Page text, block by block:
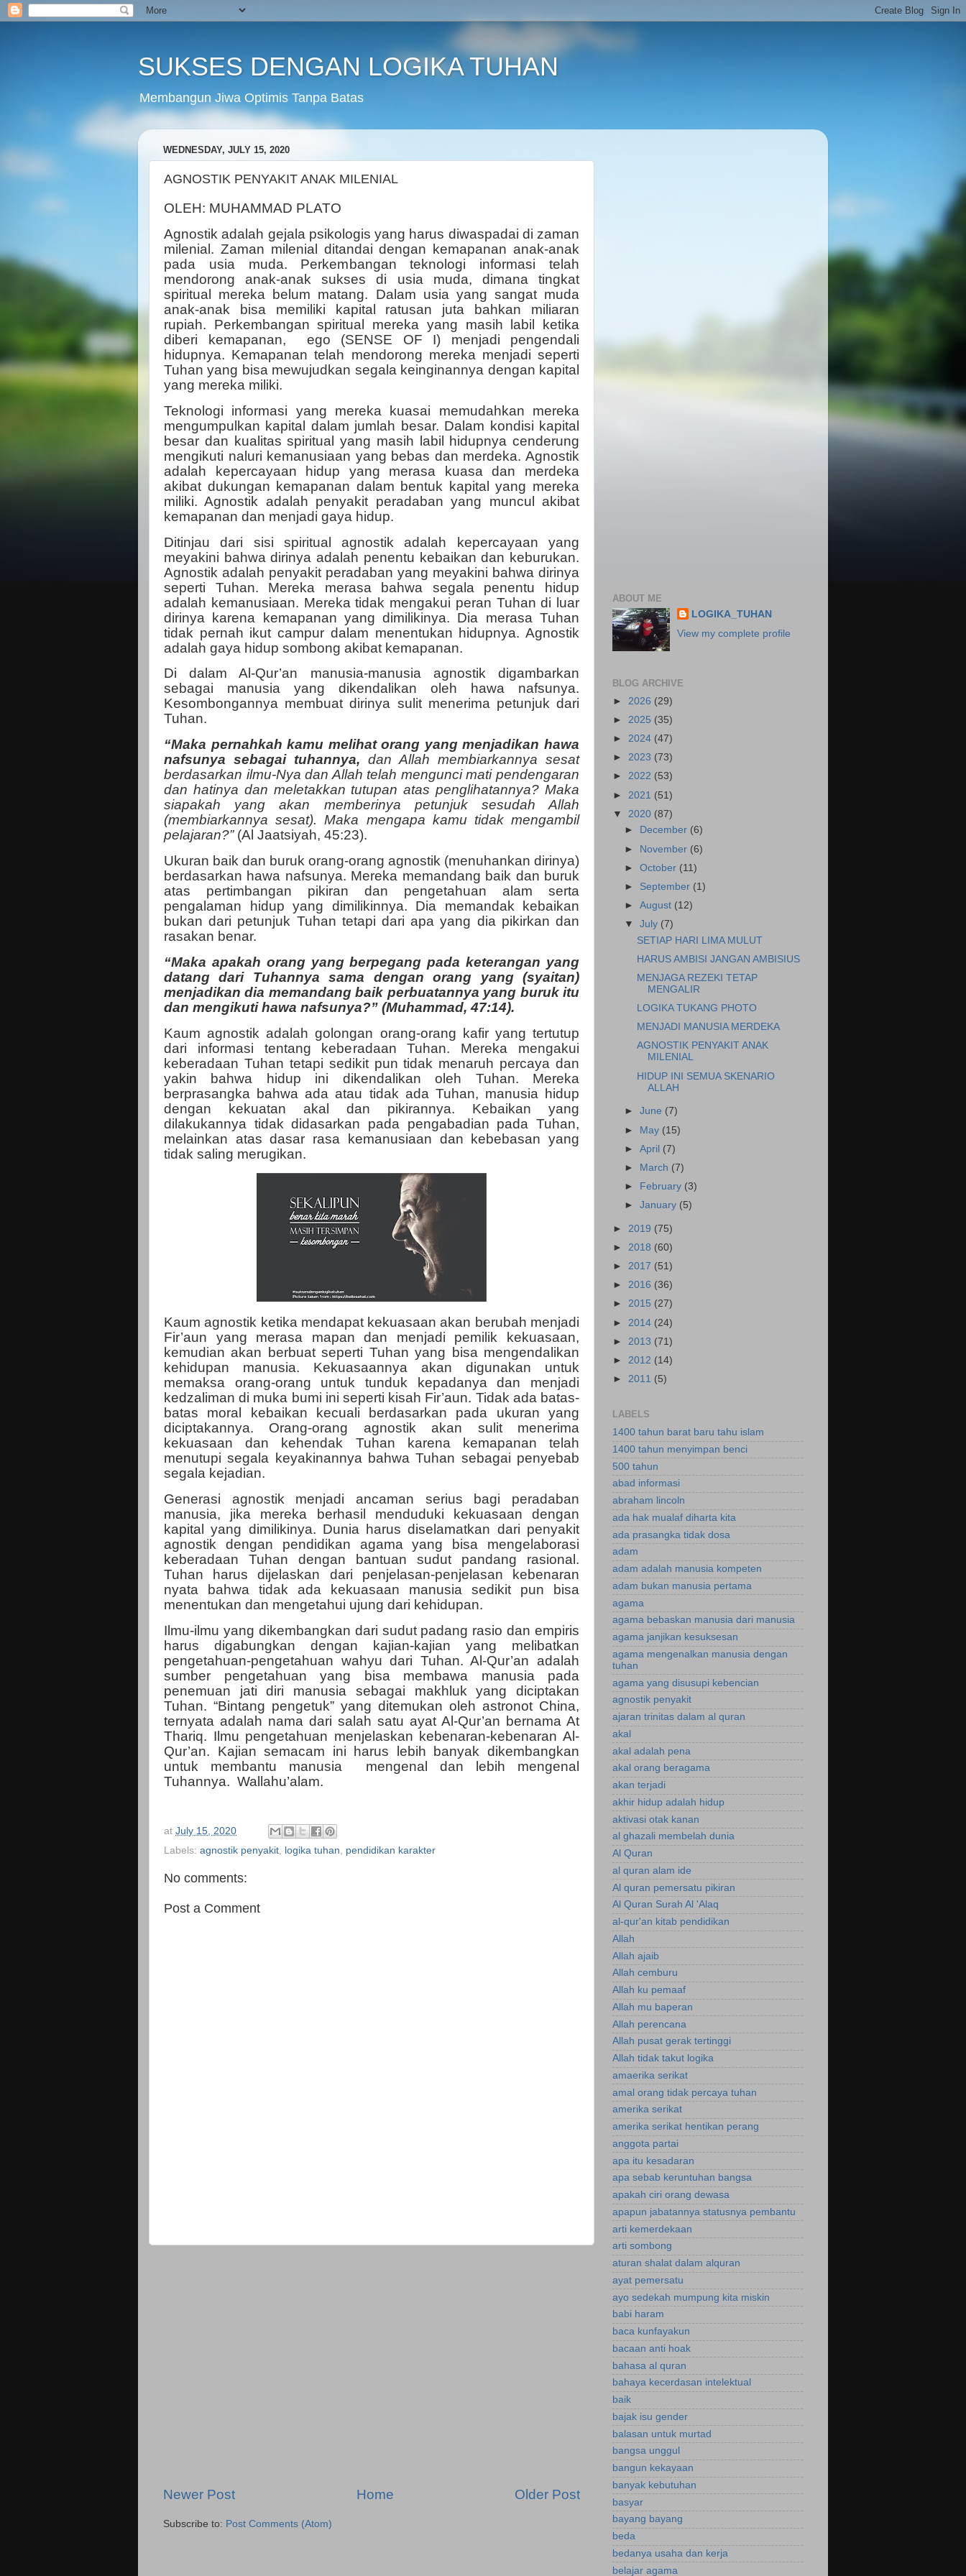
SUKSES DENGAN LOGIKA TUHAN
Membangun Jiwa Optimis Tanpa Batas
WEDNESDAY, JULY 15, 2020
AGNOSTIK PENYAKIT ANAK MILENIAL
OLEH: MUHAMMAD PLATO
Agnostik adalah gejala psikologis yang harus diwaspadai di zaman
milenial. Zaman milenial ditandai dengan kemapanan anak-anak
pada usia muda. Perkembangan teknologi informasi telah
mendorong anak-anak sukses di usia muda, dimana tingkat
spiritual mereka belum matang. Dalam usia yang sangat muda
anak-anak bisa memiliki kapital ratusan juta bahkan miliaran
rupiah. Perkembangan spiritual mereka yang masih labil ketika
diberi kemapanan, ego (SENSE OF I) menjadi pengendali
hidupnya. Kemapanan telah mendorong mereka menjadi seperti
Tuhan yang bisa mewujudkan segala keinginannya dengan kapital
yang mereka miliki.
Teknologi informasi yang mereka kuasai memudahkan mereka
mengumpulkan kapital dalam jumlah besar. Dalam kondisi kapital
besar dan kualitas spiritual yang masih labil hidupnya cenderung
mengikuti naluri kemanusiaan yang bebas dan merdeka. Agnostik
adalah kepercayaan hidup yang merasa kuasa dan merdeka
akibat dukungan kemapanan dalam bentuk kapital yang mereka
miliki. Agnostik adalah penyakit peradaban yang muncul akibat
kemapanan dan menjadi gaya hidup.
Ditinjau dari sisi spiritual agnostik adalah kepercayaan yang
meyakini bahwa dirinya adalah penentu kebaikan dan keburukan.
Agnostik adalah penyakit peradaban yang meyakini bahwa dirinya
seperti Tuhan. Mereka merasa bahwa segala penentu hidup
adalah kemanusiaan. Mereka tidak mengakui peran Tuhan di luar
dirinya karena kemapanan yang dimilikinya. Dia merasa Tuhan
tidak pernah ikut campur dalam menentukan hidupnya. Agnostik
adalah gaya hidup sombong akibat kemapanan.
Di dalam Al-Qur’an manusia-manusia agnostik digambarkan
sebagai manusia yang dikendalikan oleh hawa nafsunya.
Kesombongannya membuat dirinya sulit menerima petunjuk dari
Tuhan.
“Maka pernahkah kamu melihat orang yang menjadikan hawa
nafsunya sebagai tuhannya, dan Allah membiarkannya sesat
berdasarkan ilmu-Nya dan Allah telah mengunci mati pendengaran
dan hatinya dan meletakkan tutupan atas penglihatannya? Maka
siapakah yang akan memberinya petunjuk sesudah Allah
(membiarkannya sesat). Maka mengapa kamu tidak mengambil
pelajaran?”(Al Jaatsiyah, 45:23).
Ukuran baik dan buruk orang-orang agnostik (menuhankan dirinya)
berdasarkan hawa nafsunya. Mereka memandang baik dan buruk
atas pertimbangan pikiran dan pengetahuan alam serta
pengalaman hidup yang dimilikinnya. Dia memandak kebaikan
bukan dari petunjuk Tuhan tetapi dari apa yang dia pikirkan dan
rasakan benar.
“Maka apakah orang yang berpegang pada keterangan yang
datang dari Tuhannya sama dengan orang yang (syaitan)
menjadikan dia memandang baik perbuatannya yang buruk itu
dan mengikuti hawa nafsunya?” (Muhammad, 47:14).
Kaum agnostik adalah golongan orang-orang kafir yang tertutup
dari informasi tentang keberadaan Tuhan. Mereka mengakui
keberadaan Tuhan tetapi sedikit pun tidak menaruh percaya dan
yakin bahwa hidup ini dikendalikan oleh Tuhan. Mereka
berprasangka bahwa ada atau tidak ada Tuhan, manusia hidup
dengan kekuatan akal dan pikirannya. Kebaikan yang
dilakukannya tidak didasarkan pada pengabadian pada Tuhan,
melainkan atas dasar rasa kemanusiaan dan kebebasan yang
tidak saling merugikan.
Kaum agnostik ketika mendapat kekuasaan akan berubah menjadi
Fir’aun yang merasa mapan dan menjadi pemilik kekuasaan,
kemudian akan berbuat seperti Tuhan yang bisa mengendalikan
kehidupan manusia.
Kekuasaannya akan digunakan untuk
memaksa orang-orang untuk tunduk kepadanya dan menjadi
kedzaliman di muka bumi ini seperti kisah Fir’aun. Tidak ada batas-
batas moral kebaikan kecuali berdasarkan pada ukuran yang
diciptakannya. Orang-orang agnostik akan sulit menerima
kekuasaan dan kehendak Tuhan karena kemapanan telah
menutupi segala keyakinannya bahwa Tuhan sebagai penyebab
segala kejadian.
Generasi agnostik menjadi ancaman serius bagi peradaban
manusia, jika mereka berhasil menduduki kekuasaan dengan
kapital yang dimilikinya. Dunia harus diselamatkan dari penyakit
agnostik dengan pendidikan agama yang bisa mengelaborasi
keberadaan Tuhan dengan bantuan sudut pandang rasional.
Tuhan harus dijelaskan dari penjelasan-penjelasan kebenaran
nyata bahwa tidak ada kekuasaan manusia sedikit pun bisa
menentukan dan mengetahui ujung dari kehidupan.
Ilmu-ilmu yang dikembangkan dari sudut padang rasio dan empiris
harus digabungkan dengan kajian-kajian yang melibatkan
pengetahuan-pengetahuan wahyu dari Tuhan. Al-Qur’an adalah
sumber pengetahuan yang bisa membawa manusia pada
penemuan jati diri manusia sebagai makhluk yang diciptakan
Tuhan. “Bintang pengetuk” yang ditemukan oleh astronot China,
ternyata adalah nama dari salah satu ayat Al-Qur’an bernama At
Thariq. Ilmu pengetahuan menjelaskan kebenaran-kebenaran Al-
Qur’an. Kajian semacam ini harus lebih banyak dikembangkan
untuk membantu manusia mengenal dan lebih mengenal
Tuhannya. Wallahu’alam.
at July 15, 2020
Labels: agnostik penyakit, logika tuhan, pendidikan karakter
No comments:
Post a Comment
Newer Post Older Post
Home
Subscribe to: Post Comments (Atom)
ABOUT ME
LOGIKA_TUHAN
View my complete profile
BLOG ARCHIVE
► 2026 (29)
► 2025 (35)
► 2024 (47)
► 2023 (73)
► 2022 (53)
► 2021 (51)
▼ 2020 (87)
►
December (6)
► November (6)
►October (11)
► September (1)
►August (12)
▼July (7)
SETIAP HARI LIMA MULUT
HARUS AMBISI JANGAN AMBISIUS
MENJAGA REZEKI TETAP
MENGALIR
LOGIKA TUKANG PHOTO
MENJADI MANUSIA MERDEKA
AGNOSTIK PENYAKIT ANAK
MILENIAL
HIDUP INI SEMUA SKENARIO
ALLAH
►June (7)
► May (15)
►April (7)
►
March (7)
►
February (3)
►January (5)
► 2019 (75)
► 2018 (60)
► 2017 (51)
► 2016 (36)
► 2015 (27)
► 2014 (24)
► 2013 (71)
► 2012 (14)
► 2011 (5)
LABELS
1400 tahun barat baru tahu islam
1400 tahun menyimpan benci
500 tahun
abad informasi
abraham lincoln
ada hak mualaf diharta kita
ada prasangka tidak dosa
adam
adam adalah manusia kompeten
adam bukan manusia pertama
agama
agama bebaskan manusia dari manusia
agama janjikan kesuksesan
agama mengenalkan manusia dengan
tuhan
agama yang disusupi kebencian
agnostik penyakit
ajaran trinitas dalam al quran
akal
akal adalah pena
akal orang beragama
akan terjadi
akhir hidup adalah hidup
aktivasi otak kanan
al ghazali membelah dunia
Al Quran
al quran alam ide
Al quran pemersatu pikiran
Al Quran Surah Al 'Alaq
al-qur'an kitab pendidikan
Allah
Allah ajaib
Allah cemburu
Allah ku pemaaf
Allah mu baperan
Allah perencana
Allah pusat gerak tertinggi
Allah tidak takut logika
amaerika serikat
amal orang tidak percaya tuhan
amerika serikat
amerika serikat hentikan perang
anggota partai
apa itu kesadaran
apa sebab keruntuhan bangsa
apakah ciri orang dewasa
apapun jabatannya statusnya pembantu
arti kemerdekaan
arti sombong
aturan shalat dalam alquran
ayat pemersatu
ayo sedekah mumpung kita miskin
babi haram
baca kunfayakun
bacaan anti hoak
bahasa al quran
bahaya kecerdasan intelektual
baik
bajak isu gender
balasan untuk murtad
bangsa unggul
bangun kekayaan
banyak kebutuhan
basyar
bayang bayang
beda
bedanya usaha dan kerja
belajar agama